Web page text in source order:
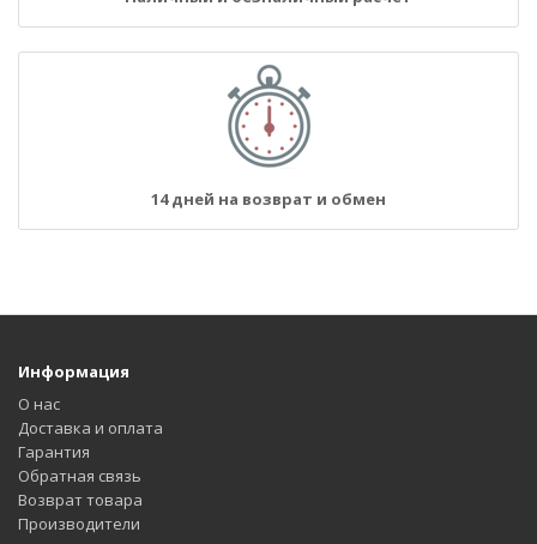
14 дней на возврат и обмен
Информация
О нас
Доставка и оплата
Гарантия
Обратная связь
Возврат товара
Производители